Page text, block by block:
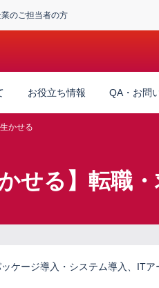
のご担当者の方
お役立ち情報 QA・お問
かせる
せる】転職
ケージ導入・システム導入、ITア